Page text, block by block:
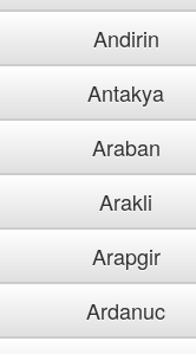
Andirin
Antakya
Araban
Arakli
Arapgir
Ardanuc